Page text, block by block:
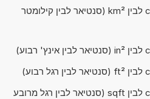
מחשבון: להמיר בין ca לבין km² (סנטיאר לבין קילומטר
מחשבון: להמיר בין ca לבין sqft (סנטיאר לבין רגל מרובע